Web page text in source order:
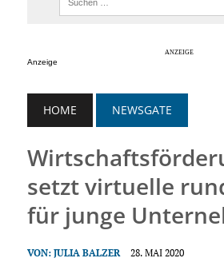
Anzeige
HOME NEWSGATE
setzt virtuelle
für junge
VON: JULIA BALZER 28. MAI 2020